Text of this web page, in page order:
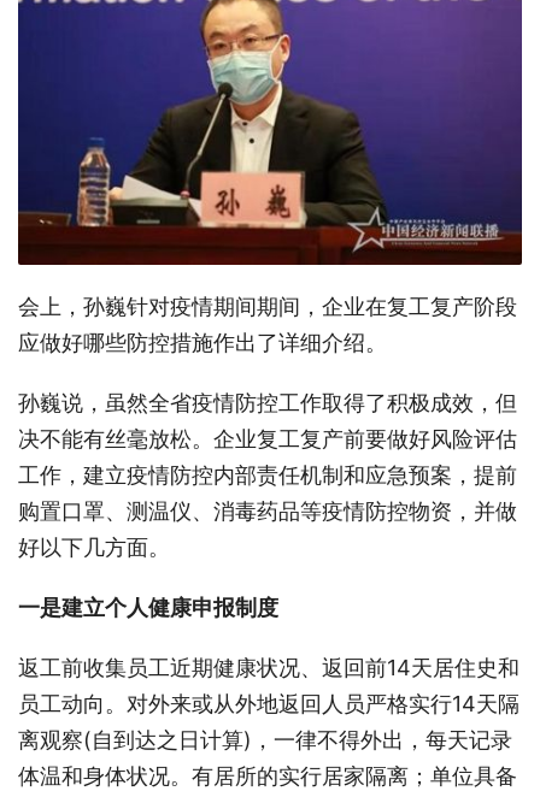
会上，孙巍针对疫情期间期间，企业在复工复产阶段
应做好哪些防控措施作出了详细介绍。
孙巍说，虽然全省疫情防控工作取得了积极成效，但
决不能有丝毫放松。企业复工复产前要做好风险评估
工作，建立疫情防控内部责任机制和应急预案，提前
购置口罩、测温仪、消毒药品等疫情防控物资，并做
好以下几方面。
一是建立个人健康申报制度
返工前收集员工近期健康状况、返回前14天居住史和
员工动向。对外来或从外地返回人员严格实行14天隔
离观察(自到达之日计算)，一律不得外出，每天记录
体温和身体状况。有居所的实行居家隔离；单位具备